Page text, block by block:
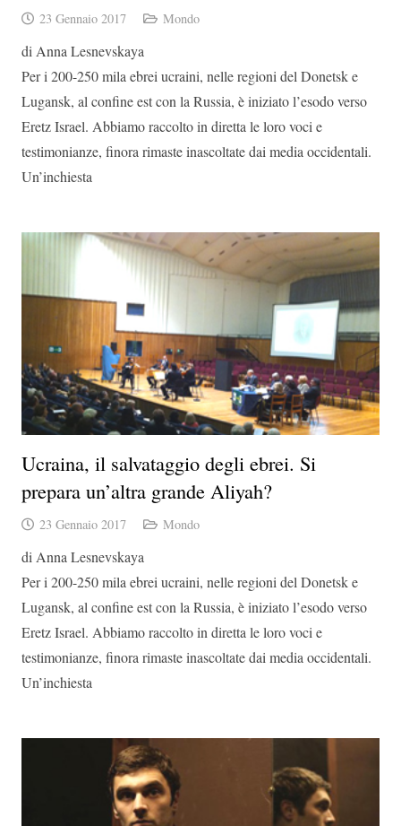
23 Gennaio 2017 Mondo
di Anna Lesnevskaya
Per i 200-250 mila ebrei ucraini, nelle regioni del Donetsk e
Lugansk, al confine est con la Russia, è iniziato l’esodo verso
Eretz Israel. Abbiamo raccolto in diretta le loro voci e
testimonianze, finora rimaste inascoltate dai media occidentali.
Un’inchiesta
Ucraina, il salvataggio degli ebrei. Si
prepara un’altra grande Aliyah?
23 Gennaio 2017 Mondo
di Anna Lesnevskaya
Per i 200-250 mila ebrei ucraini, nelle regioni del Donetsk e
Lugansk, al confine est con la Russia, è iniziato l’esodo verso
Eretz Israel. Abbiamo raccolto in diretta le loro voci e
testimonianze, finora rimaste inascoltate dai media occidentali.
Un’inchiesta